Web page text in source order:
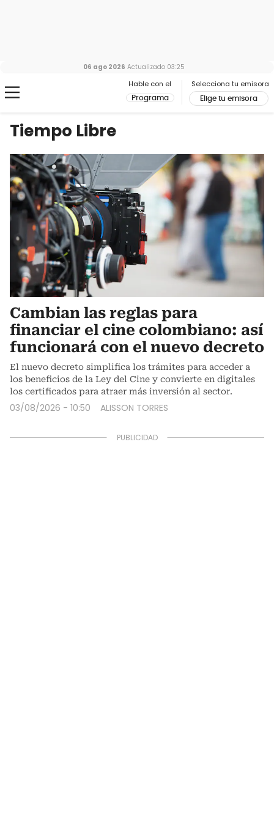
Hable con el
Programa
Selecciona tu emisora
Elige tu emisora
06 ago 2026 Actualizado 03:25
Tiempo Libre
Cambian las reglas para
financiar el cine colombiano: así
funcionará con el nuevo decreto
El nuevo decreto simplifica los trámites para acceder a
los beneficios de la Ley del Cine y convierte en digitales
los certificados para atraer más inversión al sector.
03/08/2026 - 10:50 ALISSON TORRES